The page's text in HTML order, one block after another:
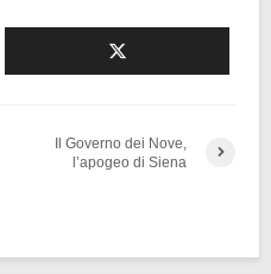
Il Governo dei Nove,
l’apogeo di Siena